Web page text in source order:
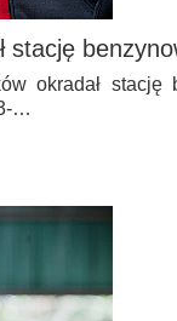
okradał
…